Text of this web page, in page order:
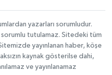
yazarları sorumludur.
sorumlu tutulamaz. Sitedeki tüm
yayınlanan haber, köşe
kaynak gösterilse dahi,
ve yayınlanamaz